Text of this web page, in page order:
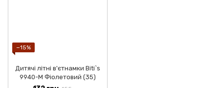
−15%
Дитячі літні в'єтнамки Biti`s
9940-М Фіолетовий (35)